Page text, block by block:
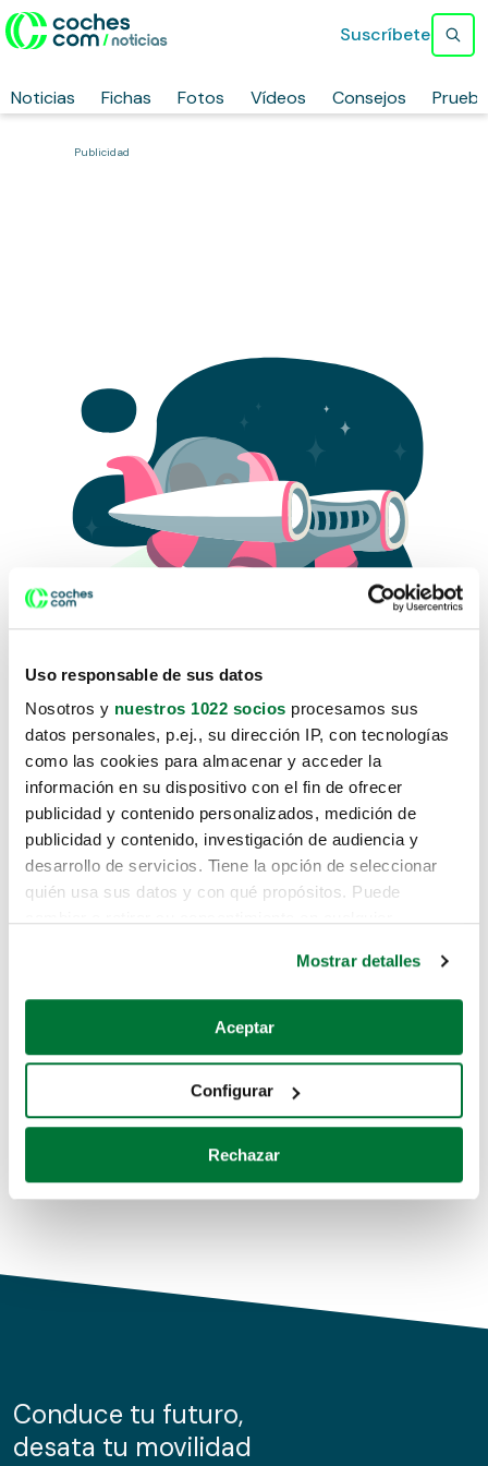
Uso responsable de sus datos
Nosotros y nuestros 1022 socios procesamos sus
datos personales, p.ej., su dirección IP, con tecnologías
como las cookies para almacenar y acceder la
información en su dispositivo con el fin de ofrecer
publicidad y contenido personalizados, medición de
publicidad y contenido, investigación de audiencia y
desarrollo de servicios. Tiene la opción de seleccionar
quién usa sus datos y con qué propósitos. Puede
Si lo permite, también quisiéramos:
Recopilar información sobre su ubicación geográfica
Identificar su dispositivo analizándolo activamente
para buscar características específicas (huellas
Obtenga más información sobre cómo se procesan sus
de cookies.
información sobre el uso que haga del sitio web con
nuestros partners de redes sociales, publicidad y análisis
Mostrar detalles
Aceptar
Configurar
Rechazar
Noticias Fichas Fotos Vídeos Consejos
Suscríbete
Publicidad
Lo sentimos, no sabemos como
te hemos traido hasta aquí.
Pero puedes encontrar el coche que estás
buscando en alguno de estos enlaces:
Coches de segunda mano
Coches de km0
Conduce tu futuro,
desata tu movilidad